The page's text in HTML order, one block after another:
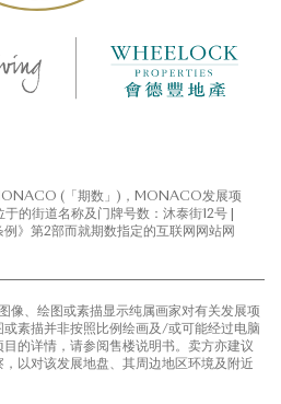
(「期数」)，MONACO发展项
的街道名称及门牌号数：沐泰街12号 |
》第2部而就期数指定的互联网网站网
像、绘图或素描显示纯属画家对有关发展项
素描并非按照比例绘画及/或可能经过电脑
的详情，请参阅售楼说明书。卖方亦建议
以对该发展地盘、其周边地区环境及附近